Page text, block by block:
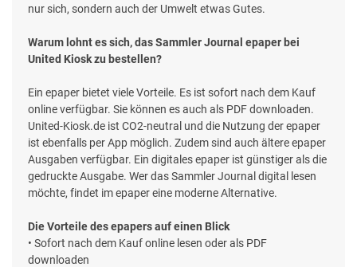
nur sich, sondern auch der Umwelt etwas Gutes.
Warum lohnt es sich, das Sammler Journal epaper bei
United Kiosk zu bestellen?
Ein epaper bietet viele Vorteile. Es ist sofort nach dem Kauf
online verfügbar. Sie können es auch als PDF downloaden.
United-Kiosk.de ist CO2-neutral und die Nutzung der epaper
ist ebenfalls per App möglich. Zudem sind auch ältere epaper
Ausgaben verfügbar. Ein digitales epaper ist günstiger als die
gedruckte Ausgabe. Wer das Sammler Journal digital lesen
möchte, findet im epaper eine moderne Alternative.
Die Vorteile des epapers auf einen Blick
• Sofort nach dem Kauf online lesen oder als PDF
downloaden